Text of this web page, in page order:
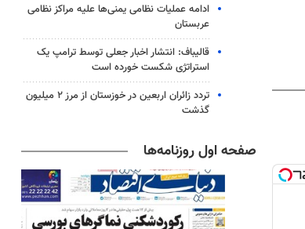
ادامه عملیات نظامی یمنی‌ها علیه مراکز نظامی
عربستان
قالیباف: انتشار اخبار جعلی توسط ترامپ یک
استراتژی شکست خورده است
تردد زائران اربعین در خوزستان از مرز ۲ میلیون
گذشت
صفحه اول روزنامه‌ها